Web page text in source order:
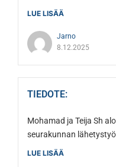
LUE LISÄÄ
Jarno
8.12.2025
TIEDOTE:
Mohamad ja Teija Sh
seurakunnan
LUE LISÄÄ